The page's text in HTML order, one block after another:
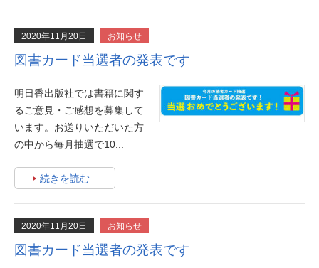
2020年11月20日 お知らせ
図書カード当選者の発表です
明日香出版社では書籍に関す
るご意見・ご感想を募集して
います。お送りいただいた方
の中から毎月抽選で10...
続きを読む
2020年11月20日 お知らせ
図書カード当選者の発表です